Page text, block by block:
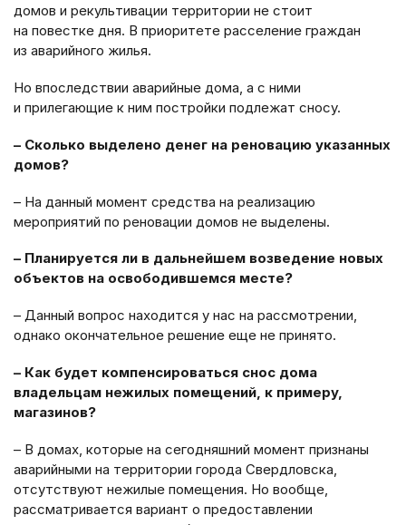
домов и рекультивации территории не стоит
на повестке дня. В приоритете расселение граждан
из аварийного жилья.
Но впоследствии аварийные дома, а с ними
и прилегающие к ним постройки подлежат сносу.
– Сколько выделено денег на реновацию указанных
домов?
– На данный момент средства на реализацию
мероприятий по реновации домов не выделены.
– Планируется ли в дальнейшем возведение новых
объектов на освободившемся месте?
– Данный вопрос находится у нас на рассмотрении,
однако окончательное решение еще не принято.
– Как будет компенсироваться снос дома
владельцам нежилых помещений, к примеру,
магазинов?
– В домах, которые на сегодняшний момент признаны
аварийными на территории города Свердловска,
отсутствуют нежилые помещения. Но вообще,
рассматривается вариант о предоставлении